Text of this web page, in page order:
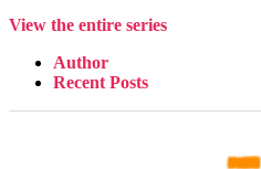
View the entire series
Author
Recent Posts